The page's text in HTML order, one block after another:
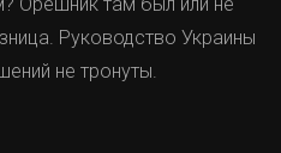
Руководство Украины
не тронуты.